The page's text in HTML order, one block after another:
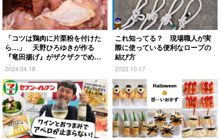
「コツは鶏肉に片栗粉を付けた
ら…」 天野ひろゆきが作る
『竜田揚げ』がザクザクでめち
ゃうま！
2024.04.18
これ知ってる？ 現場職人が実
際に使っている便利なロープの
結び方
2022.10.17